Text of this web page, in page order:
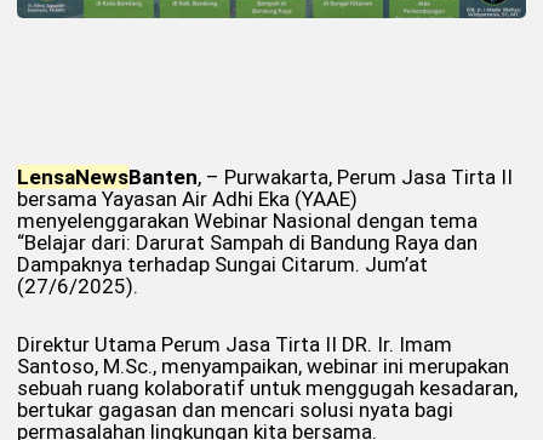
LensaNewsBanten, – Purwakarta, Perum Jasa Tirta II
bersama Yayasan Air Adhi Eka (YAAE)
menyelenggarakan Webinar Nasional dengan tema
“Belajar dari: Darurat Sampah di Bandung Raya dan
Dampaknya terhadap Sungai Citarum. Jum’at
(27/6/2025).
Direktur Utama Perum Jasa Tirta II DR. Ir. Imam
Santoso, M.Sc., menyampaikan, webinar ini merupakan
sebuah ruang kolaboratif untuk menggugah kesadaran,
bertukar gagasan dan mencari solusi nyata bagi
permasalahan lingkungan kita bersama.